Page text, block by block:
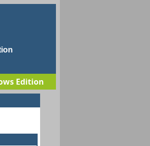
Edition